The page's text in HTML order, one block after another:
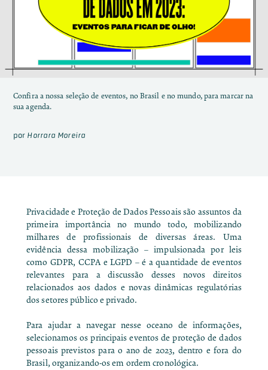
Confira a nossa seleção de eventos, no Brasil e no mundo, para marcar na
sua agenda.
por Horrara Moreira
Privacidade e Proteção de Dados Pessoais são assuntos da
primeira importância no mundo todo, mobilizando
milhares de profissionais de diversas áreas. Uma
evidência dessa mobilização – impulsionada por leis
como GDPR, CCPAe LGPD – é a quantidade de eventos
relevantes para a discussão desses novos direitos
relacionados aos dados e novas dinâmicas regulatórias
dos setores público e privado.
Para ajudar a navegar nesse oceano de informações,
selecionamos os principais eventos de proteção de dados
pessoais previstos para o ano de 2023, dentro e fora do
Brasil, organizando-os em ordem cronológica.